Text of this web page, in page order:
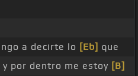
a decirte lo [Eb] que
por dentro me estoy [B]